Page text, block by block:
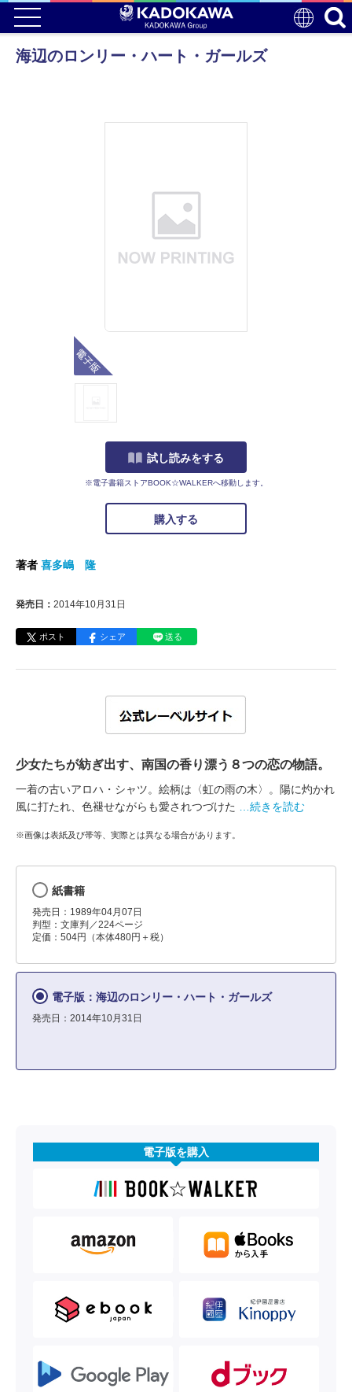
海辺のロンリー・ハート・ガールズ
試し読みをする
※電子書籍ストアBOOK☆WALKERへ移動します。
購入する
著者 喜多嶋 隆
発売日： 2014年10月31日
ポスト シェア 送る
少女たちが紡ぎ出す、南国の香り漂う８つの恋の物語。
一着の古いアロハ・シャツ。絵柄は〈虹の雨の木〉。陽に灼かれ
風に打たれ、色褪せながらも愛されつづけた
…続きを読む
※画像は表紙及び帯等、実際とは異なる場合があります。
紙書籍
発売日：1989年04月07日
判型：文庫判／224ページ
定価：504円（本体480円＋税）
電子版：海辺のロンリー・ハート・ガールズ
発売日：2014年10月31日
電子版を購入